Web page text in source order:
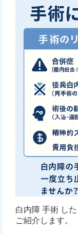
白内障 手術 し
ご紹介します。